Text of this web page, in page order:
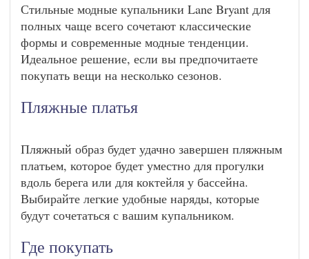
Стильные модные купальники Lane Bryant для
полных чаще всего сочетают классические
формы и современные модные тенденции.
Идеальное решение, если вы предпочитаете
покупать вещи на несколько сезонов.
Пляжные платья
Пляжный образ будет удачно завершен пляжным
платьем, которое будет уместно для прогулки
вдоль берега или для коктейля у бассейна.
Выбирайте легкие удобные наряды, которые
будут сочетаться с вашим купальником.
Где покупать